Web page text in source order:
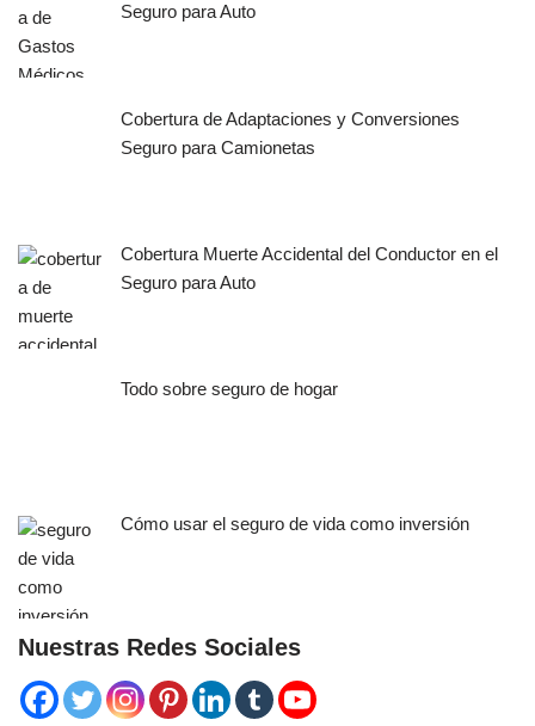
Seguro para Auto
Cobertura de Adaptaciones y Conversiones
Seguro para Camionetas
Cobertura Muerte Accidental del Conductor en el
Seguro para Auto
Todo sobre seguro de hogar
Cómo usar el seguro de vida como inversión
Nuestras Redes Sociales